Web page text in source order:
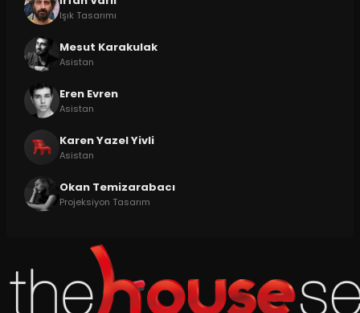
Işık Tasarımı
Mesut Karakulak
Asistan
Eren Evren
Asistan
Karen Yazel Yivli
Asistan
Okan Temizarabacı
Projeksiyon Tasarım